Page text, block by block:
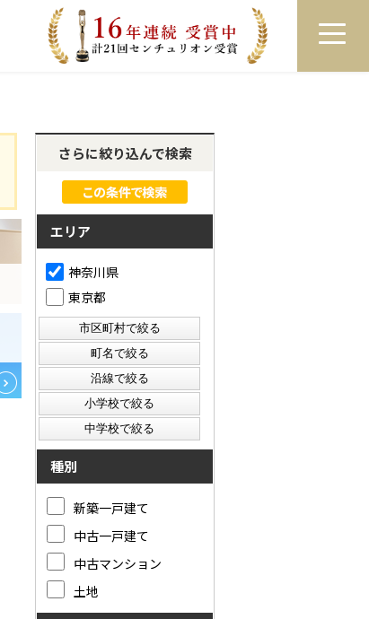
ログイン 来店予約 LINEで相談
さらに絞り込んで検索
エリア
神奈川県
東京都
種別
新築一戸建て
中古一戸建て
中古マンション
土地